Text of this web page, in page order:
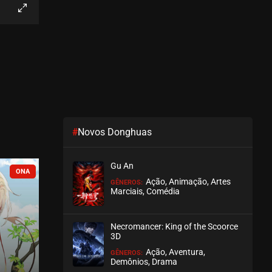
EPISÓDIO 43
ASSISTIDO
EPISÓDIO 41
EM BREVE EM PAUSA
#Novos Donghuas
Gu An
GÊNEROS: Ação, Animação, Artes
Marciais, Comédia
Necromancer: King of the Scoorce
3D
GÊNEROS: Ação, Aventura,
Demônios, Drama